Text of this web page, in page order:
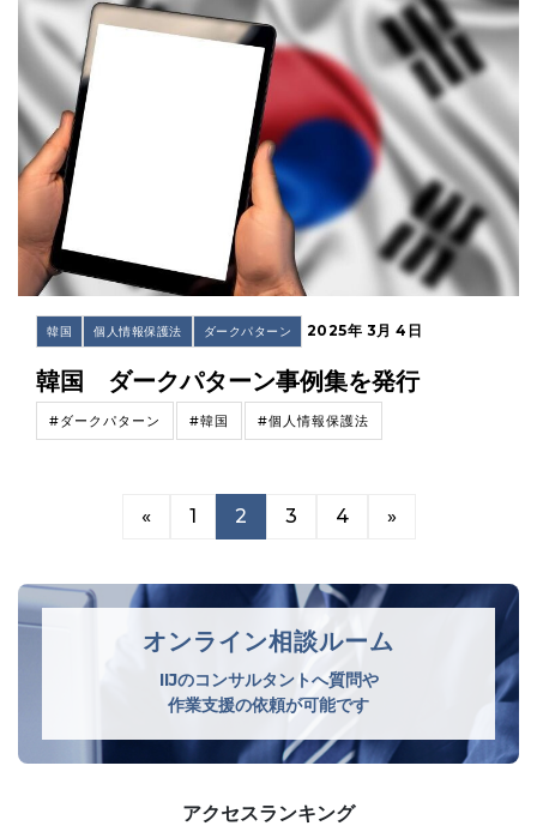
韓国 個人情報保護法 ダークパターン 2025年 3月 4日
韓国 ダークパターン事例集を発行
#ダークパターン #韓国 #個人情報保護法
« 1 2 3 4 »
オンライン相談ルーム
IIJのコンサルタントへ質問や
作業支援の依頼が可能です
アクセスランキング